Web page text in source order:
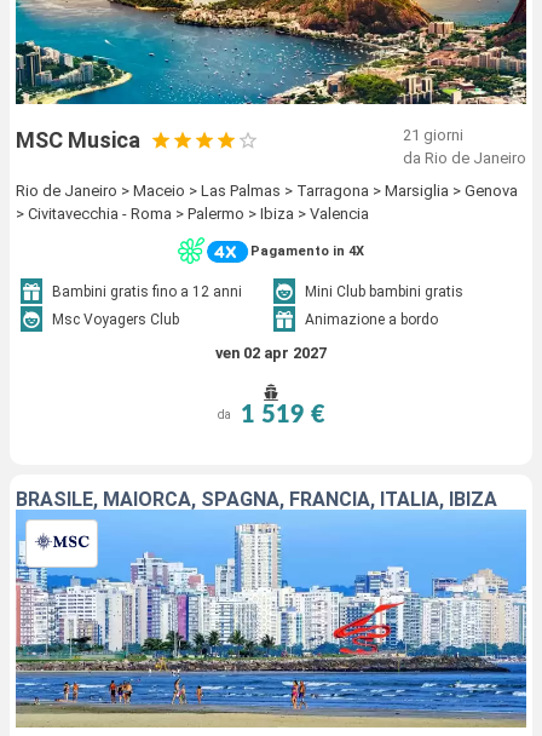
MSC Musica
21 giorni
da Rio de Janeiro
Rio de Janeiro > Maceio > Las Palmas > Tarragona > Marsiglia > Genova
> Civitavecchia - Roma > Palermo > Ibiza > Valencia
Pagamento in 4X
Bambini gratis fino a 12 anni
Mini Club bambini gratis
Msc Voyagers Club
Animazione a bordo
ven 02 apr 2027
da 1 519 €
BRASILE, MAIORCA, SPAGNA, FRANCIA, ITALIA, IBIZA